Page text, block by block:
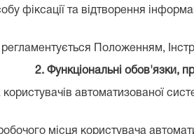
фіксації та відтворення
Положенням,
2. Функціональні обов'язки,
автоматизованої
місця користувача